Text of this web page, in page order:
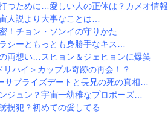
つために…愛しい人の正体は？カメオ情報
人説より大事なことは…
！チョン・ソンイの守りかた…
シーともっとも身勝手なキス…
両想い…スヒョン＆ジェヒョンに爆笑
ハイ＞カップル奇跡の再会！？
サプライズデートと長兄の死の真相…
ジュン？宇宙一幼稚なプロポーズ…
拐犯？初めての愛してる…